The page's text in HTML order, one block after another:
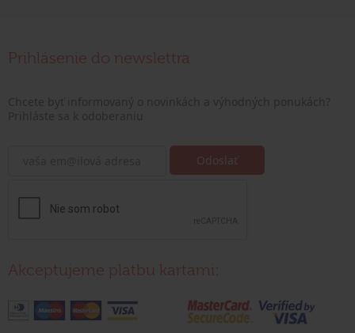
Prihlásenie do newslettra
Akceptujeme platbu kartami: